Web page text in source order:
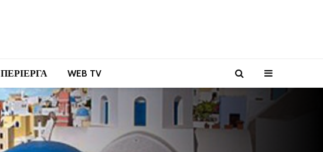
ΠΕΡΙΕΡΓΑ WEB TV